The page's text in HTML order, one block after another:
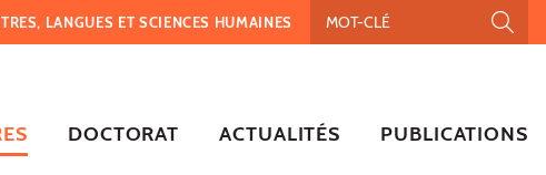
LANGUES ET SCIENCES HUMAINES
DOCTORAT ACTUALITÉS PUBLICATIONS